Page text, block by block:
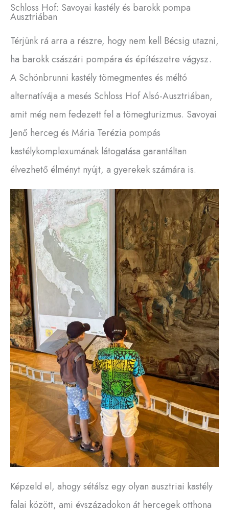
Schloss Hof: Savoyai kastély és barokk pompa
Ausztriában
Térjünk rá arra a részre, hogy nem kell Bécsig utazni,
ha barokk császári pompára és építészetre vágysz.
A Schönbrunni kastély tömegmentes és méltó
alternatívája a mesés Schloss Hof Alsó-Ausztriában,
amit még nem fedezett fel a tömegturizmus. Savoyai
Jenő herceg és Mária Terézia pompás
kastélykomplexumának látogatása garantáltan
élvezhető élményt nyújt, a gyerekek számára is.
Képzeld el, ahogy sétálsz egy olyan ausztriai kastély
falai között, ami évszázadokon át hercegek otthona